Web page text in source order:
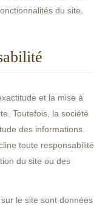
du site.
et la mise à
Toutefois, la société
des informations.
toute responsabilité
du site ou des
le site sont données